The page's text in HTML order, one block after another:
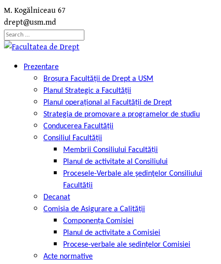
Skip
to
content
M. Kogălniceau 67
drept@usm.md
Search
for:
Prezentare
Broșura Facultății de Drept a USM
Planul Strategic a Facultății
Planul operațional al Facultății de Drept
Strategia de promovare a programelor de studiu
Conducerea Facultății
Consiliul Facultății
Membrii Consiliului Facultății
Planul de activitate al Consiliului
Procesele-Verbale ale şedinţelor Consiliului
Facultății
Decanat
Comisia de Asigurare a Calității
Componența Comisiei
Planul de activitate a Comisiei
Procese-verbale ale ședințelor Comisiei
Acte normative